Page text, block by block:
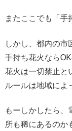
またここでも「手
しかし、都内の市
手持ち花火ならOK
花火は一切禁止と
ルールは地域によ
もーしかしたら、
所も稀にあるのか